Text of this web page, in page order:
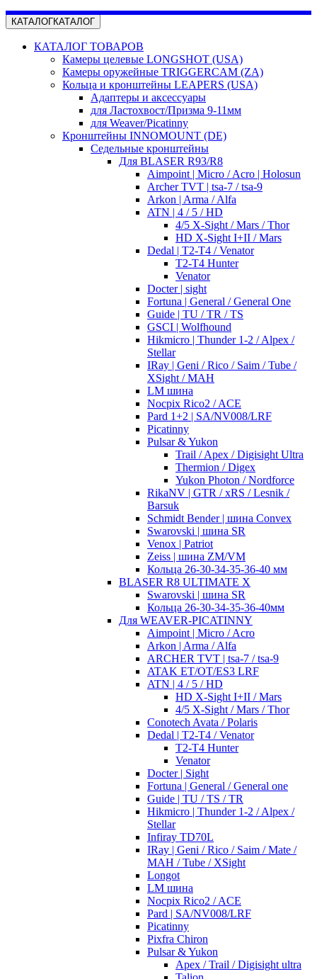
КАТАЛОГКАТАЛОГ
КАТАЛОГ ТОВАРОВ
Камеры целевые LONGSHOT (USA)
Камеры оружейные TRIGGERCAM (ZA)
Кольца и кронштейны LEAPERS (USA)
Адаптеры и аксессуары
для Ластохвост/Призма 9-11мм
для Weaver/Picatinny
Кронштейны INNOMOUNT (DE)
Седельные кронштейны
Для BLASER R93/R8
Aimpoint | Micro / Acro | Holosun
Archer TVT | tsa-7 / tsa-9
Arkon | Arma / Alfa
ATN | 4 / 5 / HD
4/5 X-Sight / Mars / Thor
HD X-Sight I+II / Mars
Dedal | T2-T4 / Venator
T2-T4 Hunter
Venator
Docter | sight
Fortuna | General / General One
Guide | TU / TR / TS
GSCI | Wolfhound
Hikmicro | Thunder 1-2 / Alpex /
Stellar
IRay | Geni / Rico / Saim / Tube /
XSight / MAH
LM шина
Nocpix Rico2 / ACE
Pard 1+2 | SA/NV008/LRF
Picatinny
Pulsar & Yukon
Trail / Apex / Digisight Ultra
Thermion / Digex
Yukon Photon / Nordforce
RikaNV | GTR / xRS / Lesnik /
Barsuk
Schmidt Bender | шина Convex
Swarovski | шина SR
Venox | Patriot
Zeiss | шина ZM/VM
Кольца 26-30-34-35-36-40 мм
BLASER R8 ULTIMATE X
Swarovski | шина SR
Кольца 26-30-34-35-36-40мм
Для WEAVER-PICATINNY
Aimpoint | Micro / Acro
Arkon | Arma / Alfa
ARCHER TVT | tsa-7 / tsa-9
ATAK ET/OT/ES3 LRF
ATN | 4 / 5 / HD
HD X-Sight I+II / Mars
4/5 X-Sight / Mars / Thor
Conotech Avata / Polaris
Dedal | T2-T4 / Venator
T2-T4 Hunter
Venator
Docter | Sight
Fortuna | General / General one
Guide | TU / TS / TR
Hikmicro | Thunder 1-2 / Alpex /
Stellar
Infiray TD70L
IRay | Geni / Rico / Saim / Mate /
MAH / Tube / XSight
Longot
LM шина
Nocpix Rico2 / ACE
Pard | SA/NV008/LRF
Picatinny
Pixfra Chiron
Pulsar & Yukon
Apex / Trail / Digisight ultra